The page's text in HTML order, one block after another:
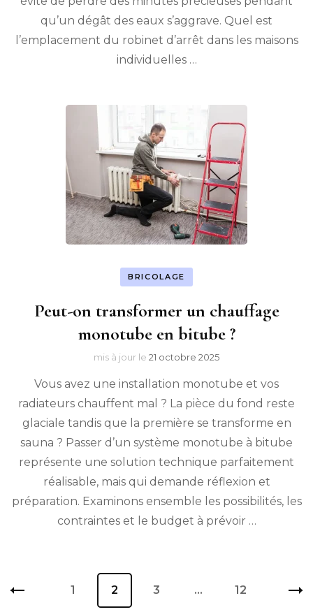
qu’un dégât des eaux s’aggrave. Quel est
l’emplacement du robinet d’arrêt dans les maisons
individuelles …
BRICOLAGE
Peut-on transformer un chauffage
monotube en bitube ?
mis à jour le 21 octobre 2025
Vous avez une installation monotube et vos
radiateurs chauffent mal ? La pièce du fond reste
glaciale tandis que la première se transforme en
sauna ? Passer d’un système monotube à bitube
représente une solution technique parfaitement
réalisable, mais qui demande réflexion et
préparation. Examinons ensemble les possibilités, les
contraintes et le budget à prévoir …
Page
1 Page
2 Page
3 … Page
12